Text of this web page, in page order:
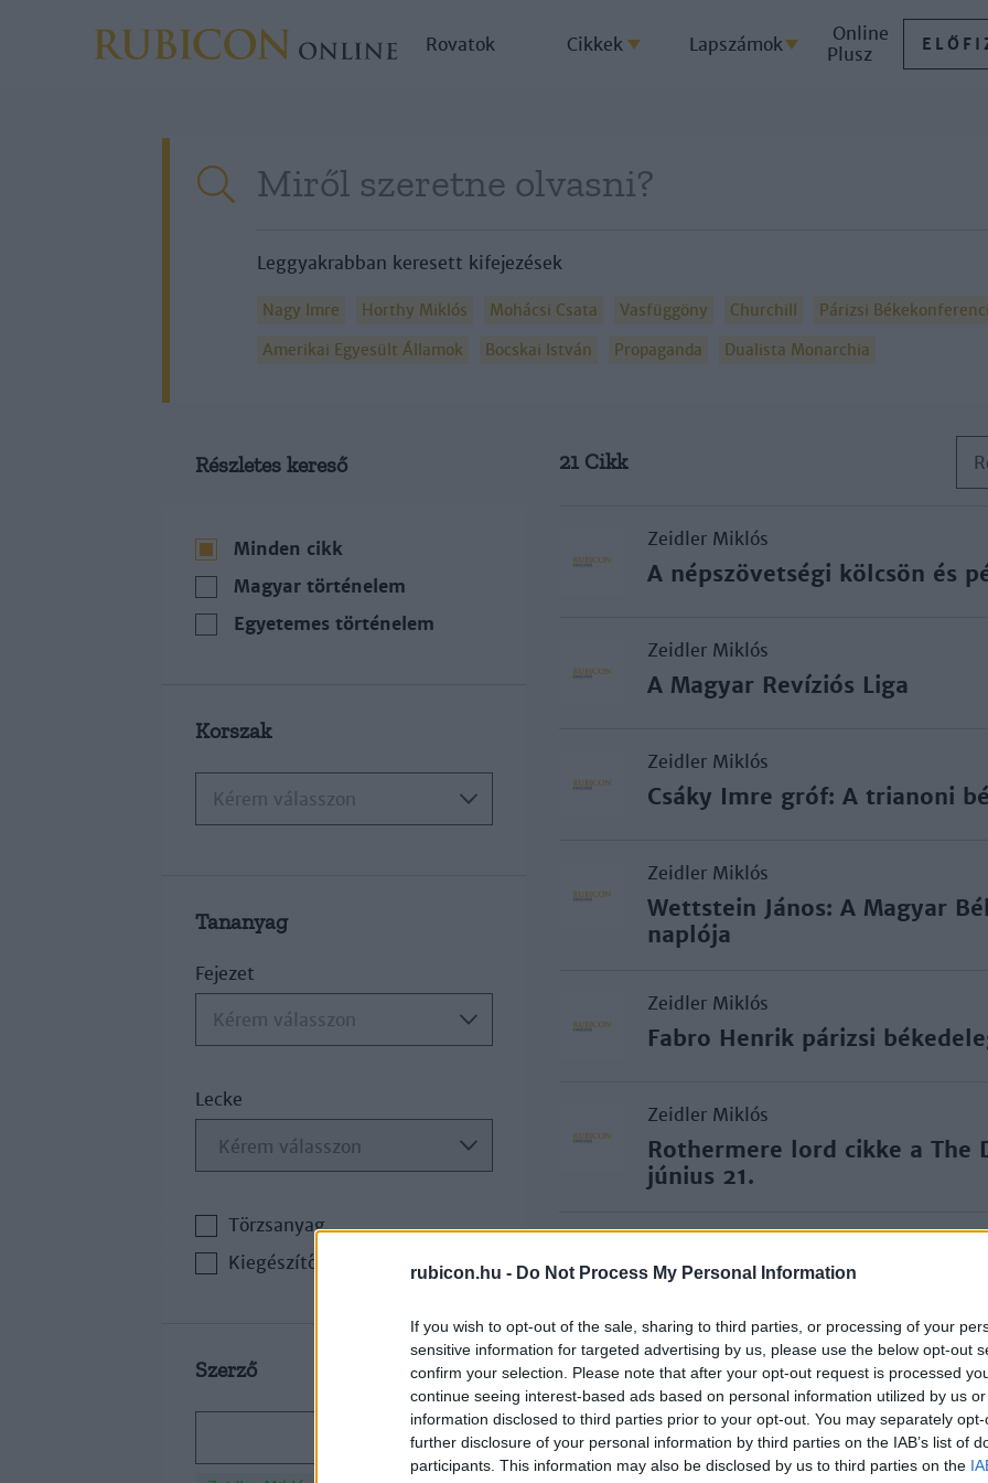
rubicon.hu - Do Not Process My Personal Information
If you wish to opt-out of the sale, sharing to third parties, or processing of your
sensitive information for targeted advertising by us, please use the below opt-out
confirm your selection. Please note that after your opt-out request is processed
continue seeing interest-based ads based on personal information utilized by us
information disclosed to third parties prior to your opt-out. You may separately
further disclosure of your personal information by third parties on the IAB’s list of
participants. This information may also be disclosed by us to third parties on the
Rovatok Cikkek Lapszámok
Online
Plusz
Leggyakrabban keresett kifejezések
Nagy Imre Horthy Miklós Mohácsi Csata Vasfüggöny Churchill
Párizsi
Amerikai Egyesült Államok
Bocskai István Propaganda Dualista Monarchia
Részletes kereső
Minden cikk
Magyar történelem
Egyetemes történelem
Korszak
Kérem válasszon
Tananyag
Fejezet
Kérem válasszon
Lecke
Törzsanyag
Kiegészítő irodalom
Szerző
21 Cikk
Zeidler Miklós
A népszövetségi kölcsön és
Zeidler Miklós
A Magyar Revíziós Liga
Zeidler Miklós
Csáky Imre gróf: A trianoni
Zeidler Miklós
Wettstein János: A Magyar
naplója
Zeidler Miklós
Fabro Henrik párizsi
Zeidler Miklós
Rothermere lord cikke a The
június 21.
Egy jelentés a magyar
Zeidler Miklós
Apponyi Albert párizsi
Zeidler Miklós